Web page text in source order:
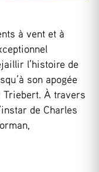
à vent et à
l’histoire de
son apogée
Triebert. À travers
de Charles